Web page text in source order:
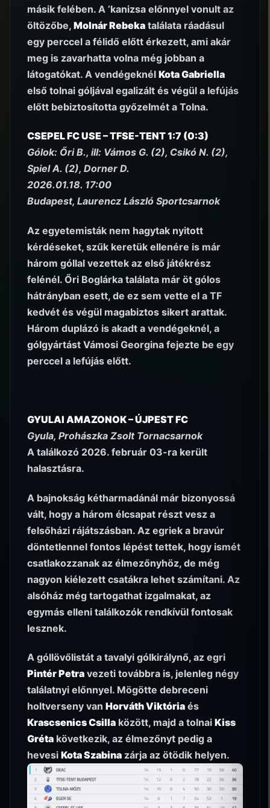
másik felében. A ’kanizsa előnnyel vonult az
öltözőbe, Molnár Rebeka találata ráadásul
egy perccel a félidő előtt érkezett, ami akár
meg is zavarhatta volna még jobban a
látogatókat. A vendégeknél Kota Gabriella
első tolnai góljával egalizált és végül a lefújás
előtt bebiztosította győzelmét a Tolna.
CSEPEL FC USE – TFSE-TENT 1:7 (0:3)
Gólok: Őri B., ill: Vámos G. (2), Csikó N. (2),
Spiel A. (2), Dorner D.
2026.01.18. 17:00
Budapest, Laurencz László Sportcsarnok
Az egyetemisták nem hagytak nyitott
kérdéseket, szűk keretük ellenére is már
három góllal vezettek az első játékrész
felénél. Őri Boglárka találata már öt gólos
hátrányban esett, de ez sem vette el a TF
kedvét és végül magabiztos sikert arattak.
Három duplázó is akadt a vendégeknél, a
gólgyártást Vámosi Georgina fejezte be egy
perccel a lefújás előtt.
GYULAI AMAZONOK – ÚJPEST FC
Gyula, Prohászka Zsolt Tornacsarnok
A találkozó 2026. február 03-ra került
halasztásra.
A bajnokság kétharmadánál már bizonyossá
vált, hogy a három élcsapat részt vesz a
felsőházi rájátszásban. Az egriek a bravúr
döntetlennel fontos lépést tettek, hogy ismét
csatlakozzanak az élmezőnyhöz, de még
nagyon kiélezett csatákra lehet számítani. Az
alsóház még tartogathat izgalmakat, az
egymás elleni találkozók rendkívül fontosak
lesznek.
A góllövőlistát a tavalyi gólkirálynő, az egri
Pintér Petra vezeti továbbra is, jelenleg négy
találatnyi előnnyel. Mögötte debreceni
holtverseny van Horváth Viktória és
Krascsenics Csilla között, majd a tolnai Kiss
Gréta következik, az élmezőnyt pedig a
hevesi Kota Szabina zárja az ötödik helyen.